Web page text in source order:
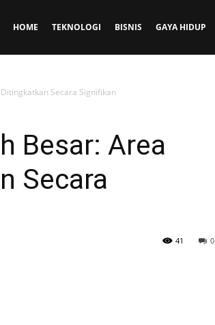
HOME TEKNOLOGI BISNIS GAYA HIDUP
Secara Signifikan
Besar: Area
Secara
0
41